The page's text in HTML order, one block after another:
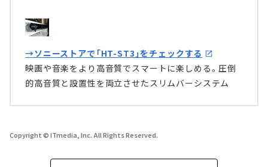
→ソニーストアで「HT-ST3」をチェックする
映画や音楽をより高音質でスマートに楽しめる。圧倒
的高音質と設置性を両立させたスリムバーシステム
Copyright © ITmedia, Inc. All Rights Reserved.